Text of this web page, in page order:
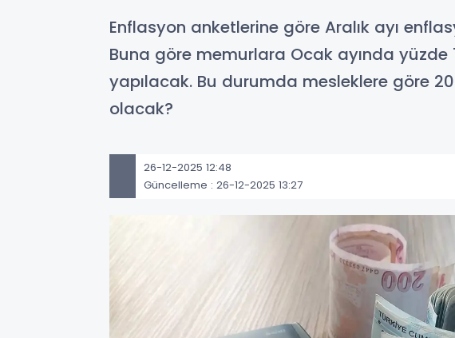
Enflasyon anketlerine göre Aralık ayı
Buna göre memurlara Ocak ayında yüzde
yapılacak. Bu durumda mesleklere göre
olacak?
26-12-2025 12:48
Güncelleme : 26-12-2025 13:27